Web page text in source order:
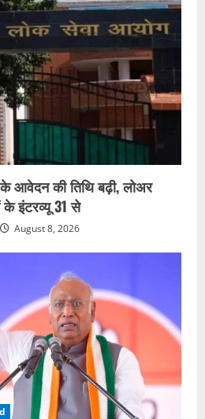
के आवेदन की तिथि बढ़ी, लोअर
के इंटरव्यू 31 से
August 8, 2026